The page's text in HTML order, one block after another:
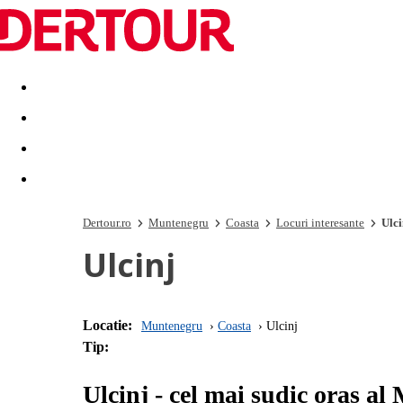
Destinatii Vacanta perfecta OFERTE DE NERATAT
Dertour.ro Muntenegru Coasta Locuri interesante
Ulcinj
Locatie: Muntenegru Coasta Ulcinj
Tip:
Ulcinj - cel mai sudic oras al